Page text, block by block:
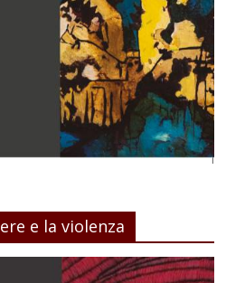
e la violenza